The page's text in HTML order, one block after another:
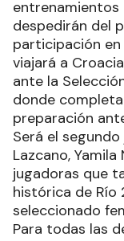
entrenamientos
despedirán del
participación en
viajará a
ante la
donde
preparación
Será el
Lazcano,
jugadoras que
histórica de Río
seleccionado
Para todas las